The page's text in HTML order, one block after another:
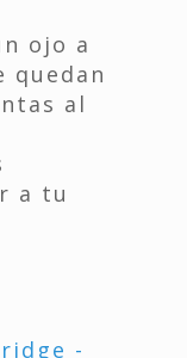
ojo a
quedan
al
a tu
-